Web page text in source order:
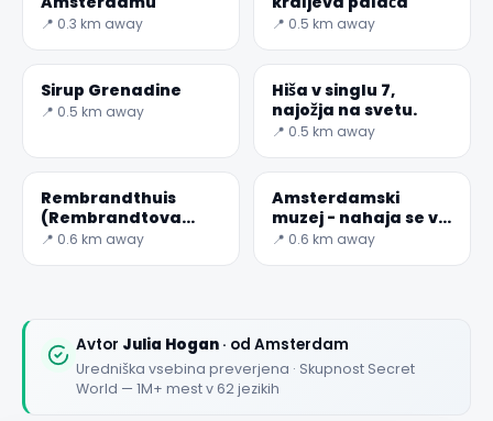
📍 0.3 km away 📍 0.5 km away
Sirup Grenadine
📍 0.5 km away
Hiša v singlu 7,
najožja na svetu.
📍 0.5 km away
Rembrandthuis
(Rembrandtova
hiša)
📍 0.6 km away
Amsterdamski
muzej - nahaja se v
labirintu stavb
📍 0.6 km away
Avtor Julia Hogan · od Amsterdam
Uredniška vsebina preverjena · Skupnost Secret
World — 1M+ mest v 62 jezikih
🏆🏆 #1 Trip Planner 2026
★★★★★
Keep Exploring the World